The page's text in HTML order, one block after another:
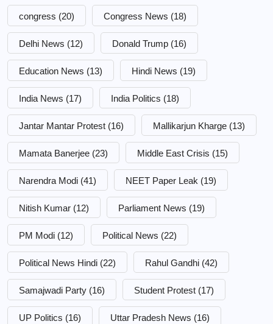
congress (20) Congress News (18)
Delhi News (12) Donald Trump (16)
Education News (13) Hindi News (19)
India News (17) India Politics (18)
Jantar Mantar Protest (16) Mallikarjun Kharge (13)
Mamata Banerjee (23) Middle East Crisis (15)
Narendra Modi (41) NEET Paper Leak (19)
Nitish Kumar (12) Parliament News (19)
PM Modi (12) Political News (22)
Political News Hindi (22) Rahul Gandhi (42)
Samajwadi Party (16) Student Protest (17)
UP Politics (16) Uttar Pradesh News (16)